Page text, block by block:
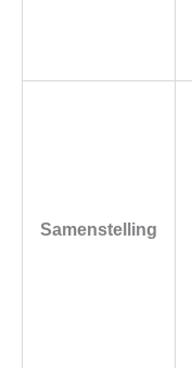
Samenstelling